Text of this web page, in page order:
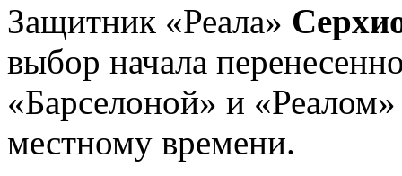
Защитник «Реала»
выбор начала
«Барселоной» и
местному времени.